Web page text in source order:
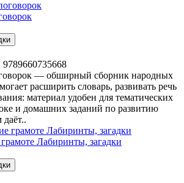
9789660735668
— обширный сборник народных
расширить словарь, развивать речь
материал удобен для тематических
и домашних заданий по развитию
Лабиринты, загадки